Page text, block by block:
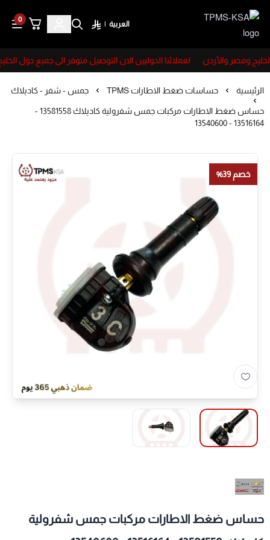
TPMS-KSA
العربية |
0
ومصر والأردن لعملائنا الدوليين الان التوصيل متوفر الى جميع دول
الرئيسية حساسات ضغط الاطارات TPMS جمس - شفر - كاديلاك
حساس ضغط الاطارات مركبات جمس شفرولية كاديلاك 13581558 -
13516164 - 13540600
خصم 39%
حساس ضغط الاطارات مركبات جمس شفرولية